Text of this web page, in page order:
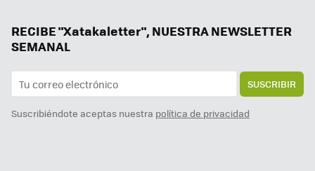
RECIBE "Xatakaletter", NUESTRA NEWSLETTER
SEMANAL
SUSCRIBIR
Suscribiéndote aceptas nuestra política de privacidad